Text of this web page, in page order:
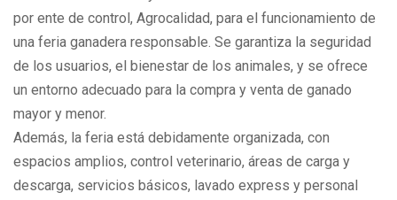
por ente de control, Agrocalidad, para el funcionamiento de
una feria ganadera responsable. Se garantiza la seguridad
de los usuarios, el bienestar de los animales, y se ofrece
un entorno adecuado para la compra y venta de ganado
mayor y menor.
Además, la feria está debidamente organizada, con
espacios amplios, control veterinario, áreas de carga y
descarga, servicios básicos, lavado express y personal